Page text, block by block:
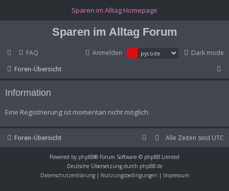
Sparen im Alltag Homepage
Sparen im Alltag Forum
Dark mode
FAQ
Anmelden
Foren-Übersicht
u
Information
Eine Registrierung ist momentan nicht möglich.
Foren-Übersicht Alle Zeiten sind UTC
Powered by phpBB® Forum Software © phpBB Limited
Deutsche Übersetzung durch phpBB.de
Datenschutzerklärung| Nutzungsbedingungen | Impressum